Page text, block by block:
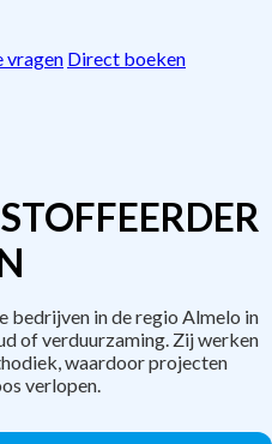
vragen Direct boeken
in de regio Almelo in
of verduurzaming. Zij werken
waardoor projecten
verlopen.